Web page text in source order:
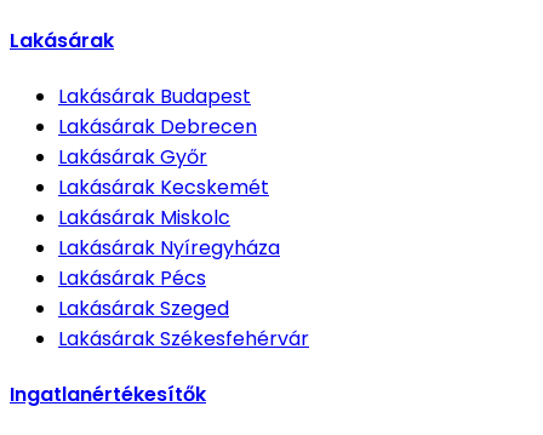
Lakásárak
Lakásárak Budapest
Lakásárak Debrecen
LakásárakGyőr
Lakásárak Kecskemét
Lakásárak Miskolc
Lakásárak Nyíregyháza
Lakásárak Pécs
LakásárakSzeged
LakásárakSzékesfehérvár
Ingatlanértékesítők